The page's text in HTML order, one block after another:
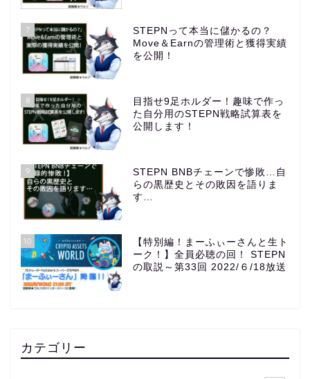
7
STEPNって本当に儲かるの？
Move＆Earnの管理術と獲得実績
を公開！
8
目指せ9足ホルダー！趣味で作っ
た自分用のSTEPN戦略試算表を
公開します！
9
STEPN BNBチェーンで惨敗…自
らの黒歴史とその敗因を語りま
す…
10
【特別編！まーふぃーさんと生ト
ーク！】全員必聴の回！ STEPN
の取説～第33回 2022/６/18放送
カテゴリー